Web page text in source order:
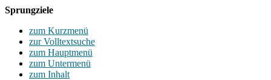
Sprungziele
zum Kurzmenü
zur Volltextsuche
zum Hauptmenü
zum Untermenü
zum Inhalt